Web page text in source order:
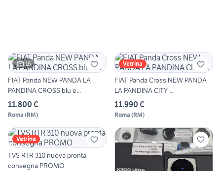
16
FIAT Panda NEW PANDA LA
PANDINA CROSS blu e...
11.800 €
Roma (RM)
Vetrina
FIAT Panda Cross NEW PANDA
LA PANDINA CITY ...
11.990 €
Roma (RM)
Vetrina
TVS RTR 310 nuova pronta
consegna PROMO